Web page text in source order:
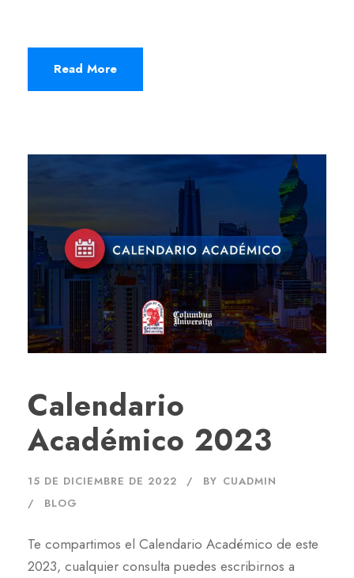
Read More
Calendario
Académico 2023
15 DE DICIEMBRE DE 2022 BY CUADMIN
BLOG
Te compartimos el Calendario Académico de este
2023, cualquier consulta puedes escribirnos a